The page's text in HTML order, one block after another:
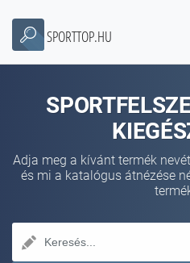
SPORTTOP.HU
Adja meg a kívánt termék
és mi a katalógus átnézése